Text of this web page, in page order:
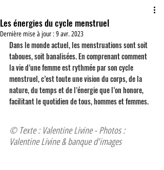
Les énergies du cycle menstruel
Dernière mise à jour :9 avr. 2023
Dans le monde actuel, les menstruations sont soit
taboues, soit banalisées. En comprenant comment
la vie d’une femme est rythmée par son cycle
menstruel, c’est toute une vision du corps, de la
nature, du temps et de l’énergie que l’on honore,
facilitant le quotidien de tous, hommes et femmes.
© Texte : Valentine Livine - Photos :
Valentine Livine & banque d'images